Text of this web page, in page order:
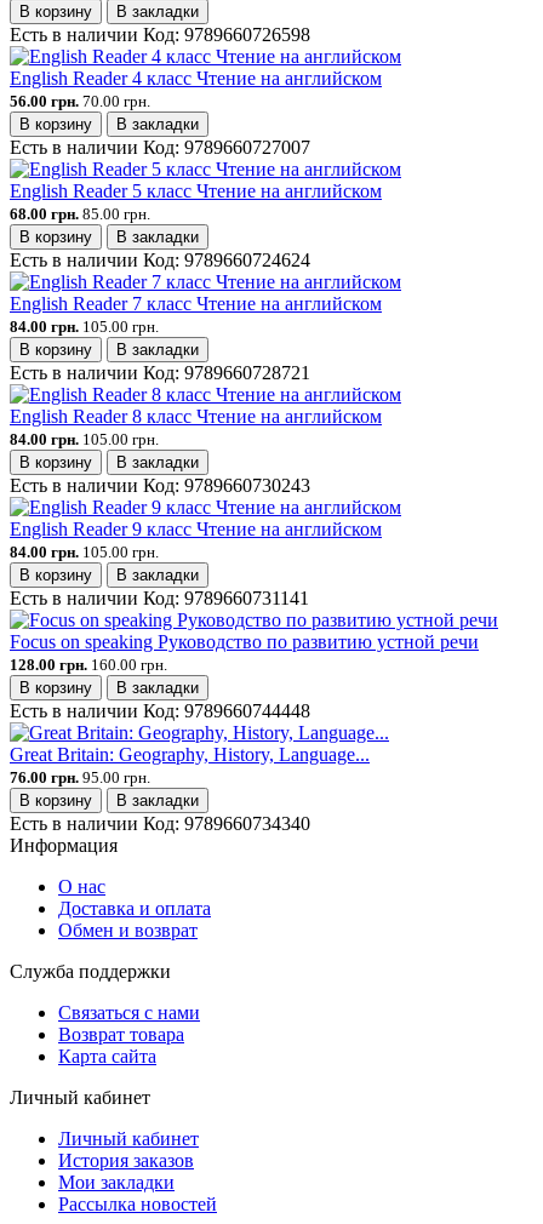
В корзину
В закладки
Есть в наличии Код: 9789660726598
English Reader 4 класс Чтение на английском
56.00 грн. 70.00 грн.
В корзину
В закладки
Есть в наличии Код: 9789660727007
English Reader 5 класс Чтение на английском
68.00 грн. 85.00 грн.
В корзину
В закладки
Есть в наличии Код: 9789660724624
English Reader 7 класс Чтение на английском
84.00 грн. 105.00 грн.
В корзину
В закладки
Есть в наличии Код: 9789660728721
English Reader 8 класс Чтение на английском
84.00 грн. 105.00 грн.
В корзину
В закладки
Есть в наличии Код: 9789660730243
English Reader 9 класс Чтение на английском
84.00 грн. 105.00 грн.
В корзину
В закладки
Есть в наличии Код: 9789660731141
Focus on speaking Руководство по развитию устной речи
128.00 грн. 160.00 грн.
В корзину
В закладки
Есть в наличии Код: 9789660744448
Great Britain: Geography, History, Language...
76.00 грн. 95.00 грн.
В корзину
В закладки
Есть в наличии Код: 9789660734340
Информация
О нас
Доставка и оплата
Обмен и возврат
Служба поддержки
Связаться с нами
Возврат товара
Карта сайта
Личный кабинет
Личный кабинет
История заказов
Мои закладки
Рассылка новостей